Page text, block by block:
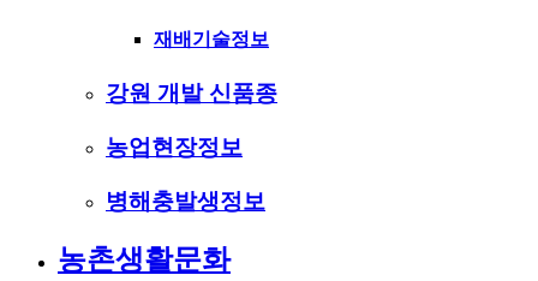
재배기술정보
강원 개발 신품종
농업현장정보
병해충발생정보
농촌생활문화